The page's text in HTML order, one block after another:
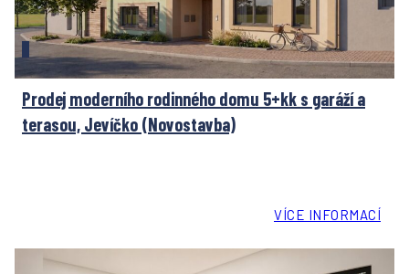
Prodej moderního rodinného domu 5+kk s garáží a
terasou, Jevíčko (Novostavba)
VÍCE INFORMACÍ